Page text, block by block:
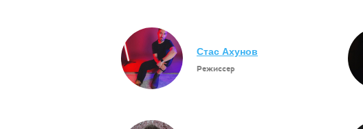
Стас Ахунов
Режиссер